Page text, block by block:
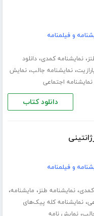
و فیلمنامه
،نمایشنامه کمدی،دانلود
،نمایشنامه جالب،نمایش
نمایشنامه اجتماعی
دانلود کتاب
و فیلمنامه
کمدی،نمایشنامه طنز، مایشنامه،
،نمایشنامه کله پیک‌های
،نمایش نامه